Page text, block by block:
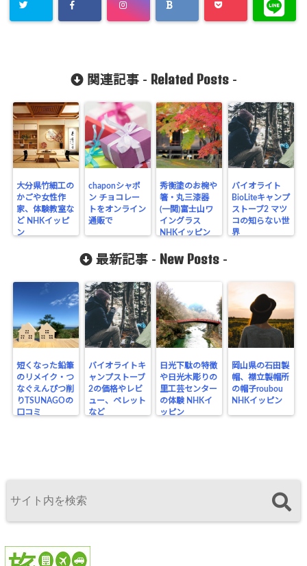
関連記事 - Related Posts-
大分県竹細工の
かごや女性作
家、体験教室な
ど NHKイッピ
ン
chaponシャポ
ン チョコレー
トをオンライン
通販で
秀衡塗のお椀や
箸・丸三漆器
(一関)富士山ワ
イングラス
NHKイッピン
バイオライト
BioLiteキャンプ
ストーブ2 マツ
コの知らない世
界
最新記事 - New Posts -
短くなった鉛筆
のリメイク・つ
なぐえんぴつ削
りTSUNAGOの
口コミ
バイオライトキ
ャンプストーブ
2の価格やレビ
ュー、ペレット
など
日光下駄の特徴
や日光木彫りの
里工芸センター
の体験 NHKイ
ッピン
岡山県の石田製
帽、襟立製帽所
の帽子roubou
NHKイッピン